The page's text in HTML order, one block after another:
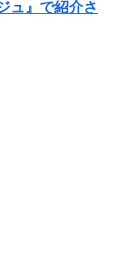
ュ』で紹介さ